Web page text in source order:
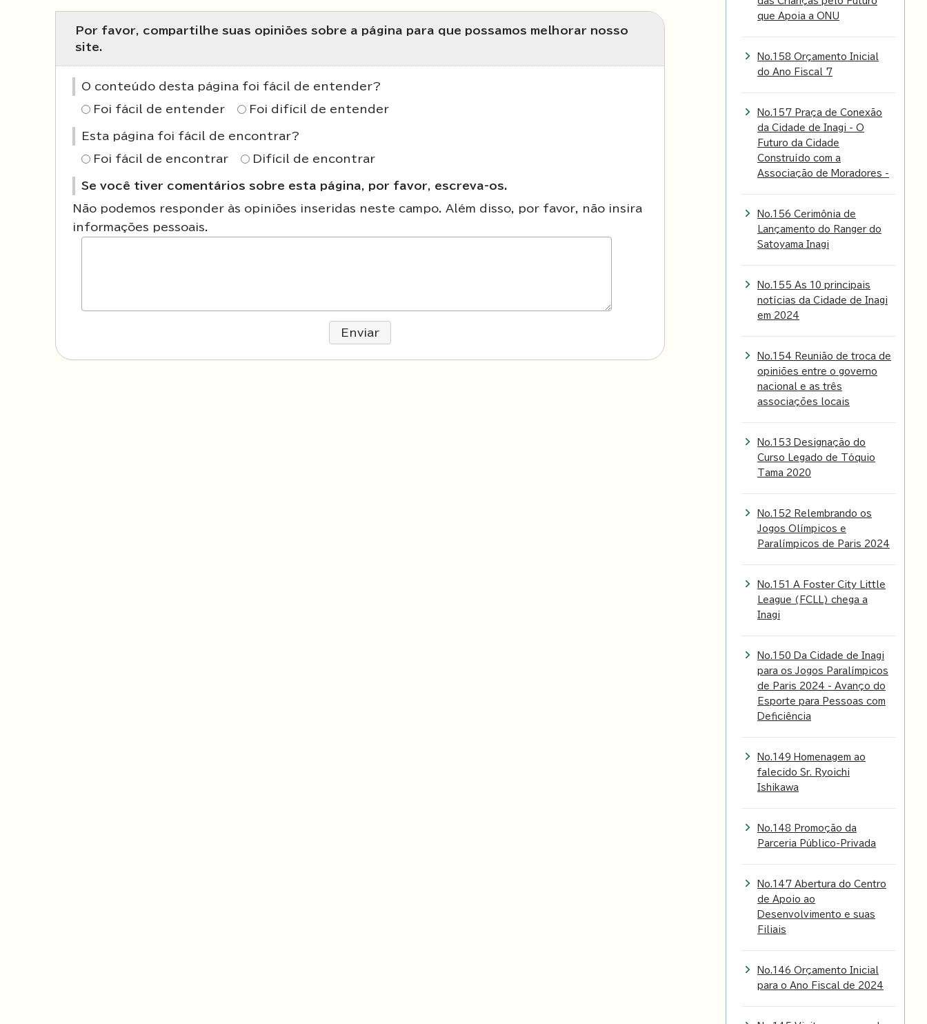
Por favor, compartilhe suas opiniões sobre a página para que possamos melhorar nosso
site.
O conteúdo desta página foi fácil de entender?
Foi fácil de entender Foi difícil de entender
Esta página foi fácil de encontrar?
Foi fácil de encontrar Difícil de encontrar
Se você tiver comentários sobre esta página, por favor, escreva-os.
Não podemos responder às opiniões inseridas neste campo. Além disso, por favor, não insira
informações pessoais.
Enviar
que Apoia a ONU
No.158 Orçamento Inicial
do Ano Fiscal 7
No.157 Praça de Conexão
da Cidade de Inagi - O
Futuro da Cidade
Construído com a
Associação de Moradores -
No.156 Cerimônia de
Lançamento do Ranger do
Satoyama Inagi
No.155 As 10 principais
notícias da Cidade de Inagi
em 2024
No.154 Reunião de troca de
opiniões entre o governo
nacional e as três
associações locais
No.153 Designação do
Curso Legado de Tóquio
Tama 2020
No.152 Relembrando os
Jogos Olímpicos e
Paralímpicos de Paris 2024
No.151 A Foster City Little
League (FCLL) chega a
Inagi
No.150 Da Cidade de Inagi
para os Jogos Paralímpicos
de Paris 2024 - Avanço do
Esporte para Pessoas com
Deficiência
No.149 Homenagem ao
falecido Sr. Ryoichi
Ishikawa
No.148 Promoção da
Parceria Público-Privada
No.147 Abertura do Centro
de Apoio ao
Desenvolvimento e suas
Filiais
No.146 Orçamento Inicial
para o Ano Fiscal de 2024